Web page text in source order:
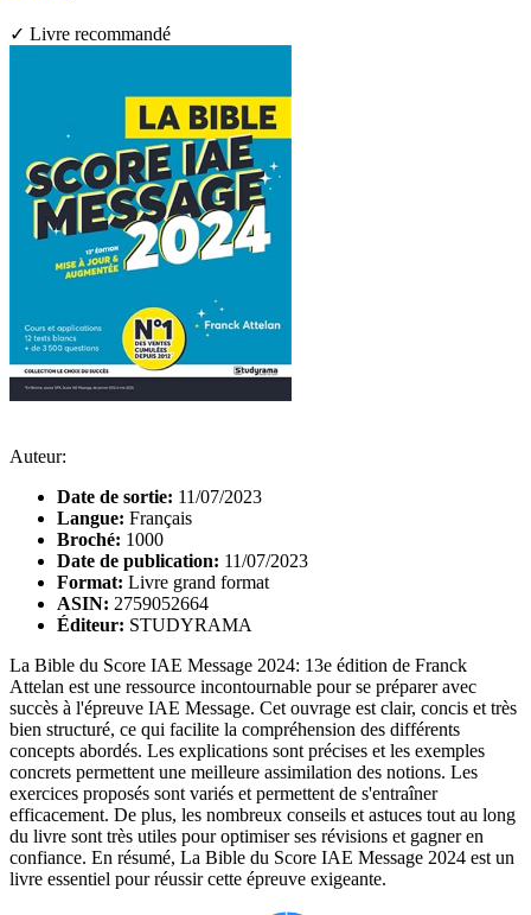
✓ Livre recommandé
Auteur:
Date de sortie: 11/07/2023
Langue: Français
Broché: 1000
Date de publication: 11/07/2023
Format: Livre grand format
ASIN: 2759052664
Éditeur: STUDYRAMA
La Bible du Score IAE Message 2024: 13e édition de Franck
Attelan est une ressource incontournable pour se préparer avec
succès à l'épreuve IAE Message. Cet ouvrage est clair, concis et très
bien structuré, ce qui facilite la compréhension des différents
concepts abordés. Les explications sont précises et les exemples
concrets permettent une meilleure assimilation des notions. Les
exercices proposés sont variés et permettent de s'entraîner
efficacement. De plus, les nombreux conseils et astuces tout au long
du livre sont très utiles pour optimiser ses révisions et gagner en
confiance. En résumé, La Bible du Score IAE Message 2024 est un
livre essentiel pour réussir cette épreuve exigeante.